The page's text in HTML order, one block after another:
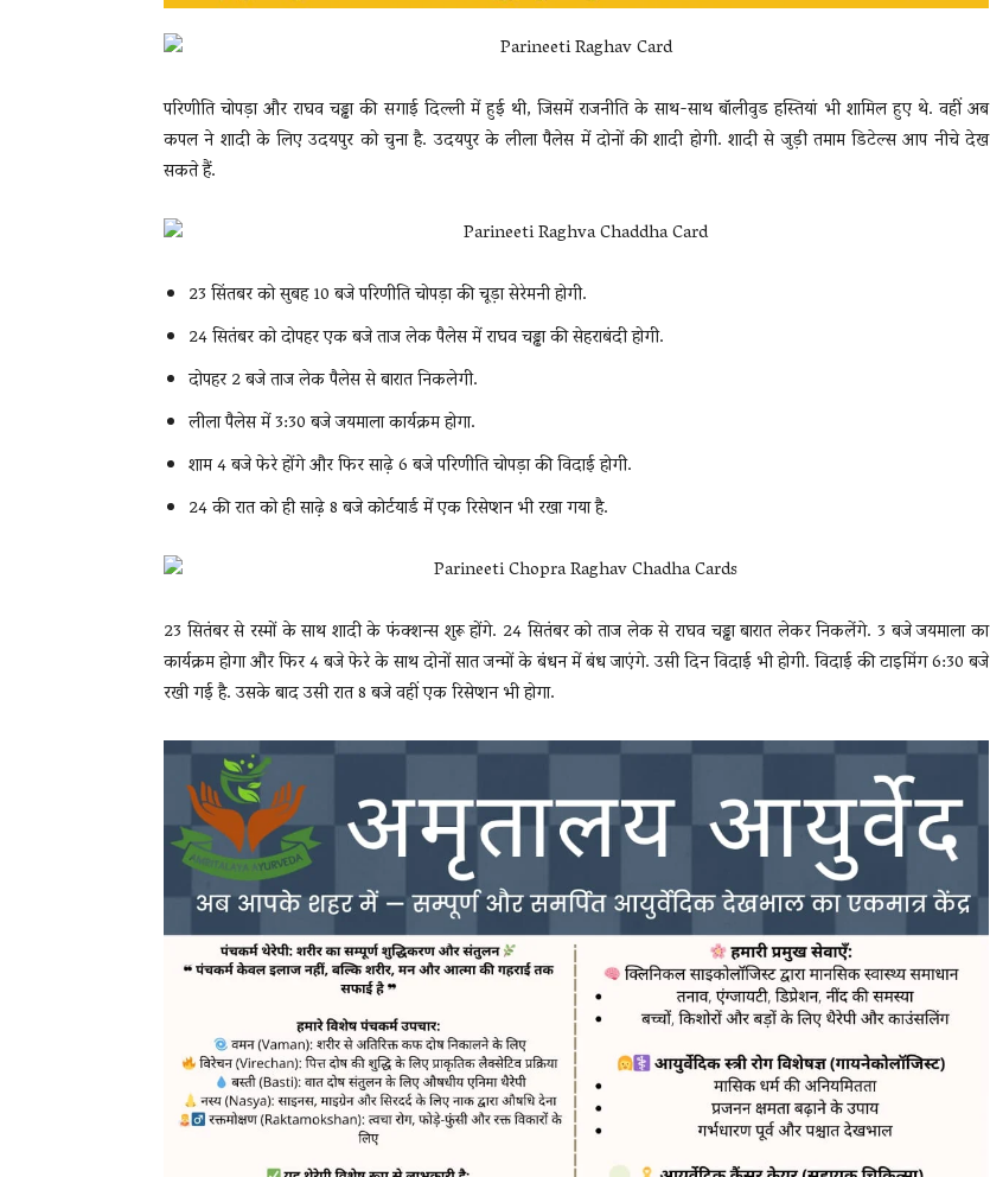
परिणीति चोपड़ा और राघव चड्ढा की सगाई दिल्ली में हुई थी, जिसमें राजनीति के साथ-साथ बॉलीवुड हस्तियां भी शामिल हुए थे. वहीं अब
कपल ने शादी के लिए उदयपुर को चुना है. उदयपुर के लीला पैलेस में दोनों की शादी होगी. शादी से जुड़ी तमाम डिटेल्स आप नीचे देख
सकते हैं.
23 सिंतबर को सुबह 10 बजे परिणीति चोपड़ा की चूड़ा सेरेमनी होगी.
24 सितंबर को दोपहर एक बजे ताज लेक पैलेस में राघव चड्ढा की सेहराबंदी होगी.
दोपहर 2 बजे ताज लेक पैलेस से बारात निकलेगी.
लीला पैलेस में 3:30 बजे जयमाला कार्यक्रम होगा.
शाम 4 बजे फेरे होंगे और फिर साढ़े 6 बजे परिणीति चोपड़ा की विदाई होगी.
24 की रात को ही साढ़े 8 बजे कोर्टयार्ड में एक रिसेप्शन भी रखा गया है.
23 सितंबर से रस्मों के साथ शादी के फंक्शन्स शुरू होंगे. 24 सितंबर को ताज लेक से राघव चड्ढा बारात लेकर निकलेंगे. 3 बजे जयमाला का
कार्यक्रम होगा और फिर 4 बजे फेरे के साथ दोनों सात जन्मों के बंधन में बंध जाएंगे. उसी दिन विदाई भी होगी. विदाई की टाइमिंग 6:30 बजे
रखी गई है. उसके बाद उसी रात 8 बजे वहीं एक रिसेप्शन भी होगा.